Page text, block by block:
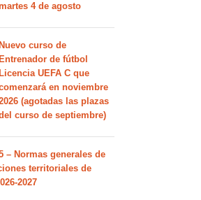
4 de agosto
Nuevo curso de
Entrenador de fútbol
Licencia UEFA C que
en noviembre
(agotadas las plazas
curso de septiembre)
– Normas generales de
territoriales de
2027